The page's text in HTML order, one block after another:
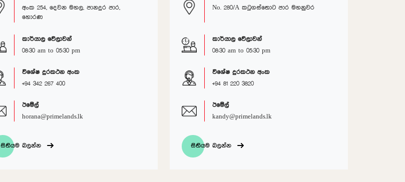
අංක 254, දෙවන මහල, පානදුර පාර,
හොරණ
කාර්යාල වේලාවන්
08:30 am to 05:30 pm
විශේෂ දුරකථන අංක
+94 342 267 400
ඊමේල්
horana@primelands.lk
සිතියම බලන්න
No. 280/A කටුගස්තොට පාර මහනුවර
කාර්යාල වේලාවන්
08:30 am to 05:30 pm
විශේෂ දුරකථන අංක
+94 81 220 3820
ඊමේල්
kandy@primelands.lk
සිතියම බලන්න